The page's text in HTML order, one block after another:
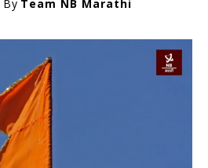
By Team NB Marathi